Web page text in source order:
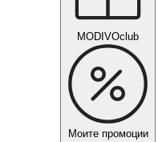
MODIVOclub
Моите промоции